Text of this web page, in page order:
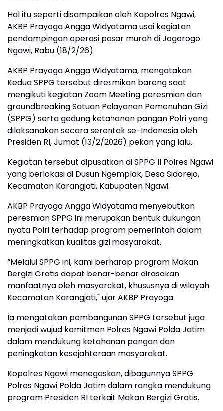
Hal itu seperti disampaikan oleh Kapolres Ngawi,
AKBP Prayoga Angga Widyatama usai kegiatan
pendampingan operasi pasar murah di Jogorogo
Ngawi, Rabu (18/2/26).
AKBP Prayoga Angga Widyatama, mengatakan
Kedua SPPG tersebut diresmikan bareng saat
mengikuti kegiatan Zoom Meeting peresmian dan
groundbreaking Satuan Pelayanan Pemenuhan Gizi
(SPPG) serta gedung ketahanan pangan Polri yang
dilaksanakan secara serentak se-Indonesia oleh
Presiden RI, Jumat (13/2/2026) pekan yang lalu.
Kegiatan tersebut dipusatkan di SPPG II Polres Ngawi
yang berlokasi di Dusun Ngemplak, Desa Sidorejo,
Kecamatan Karangjati, Kabupaten Ngawi.
AKBP Prayoga Angga Widyatama menyebutkan
peresmian SPPG ini merupakan bentuk dukungan
nyata Polri terhadap program pemerintah dalam
meningkatkan kualitas gizi masyarakat.
“Melalui SPPG ini, kami berharap program Makan
Bergizi Gratis dapat benar-benar dirasakan
manfaatnya oleh masyarakat, khususnya di wilayah
Kecamatan Karangjati," ujar AKBP Prayoga.
Ia mengatakan pembangunan SPPG tersebut juga
menjadi wujud komitmen Polres Ngawi Polda Jatim
dalam mendukung ketahanan pangan dan
peningkatan kesejahteraan masyarakat.
Kopolres Ngawi menegaskan, dibagunnya SPPG
Polres Ngawi Polda Jatim dalam rangka mendukung
program Presiden RI terkait Makan Bergizi Gratis.